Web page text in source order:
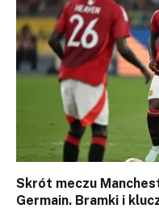
Skrót meczu
Germain. Bramki i